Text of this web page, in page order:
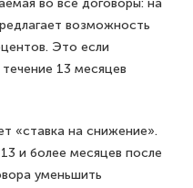
во все договоры: на
возможность
Это если
13 месяцев
«ставка на снижение».
и более месяцев после
уменьшить